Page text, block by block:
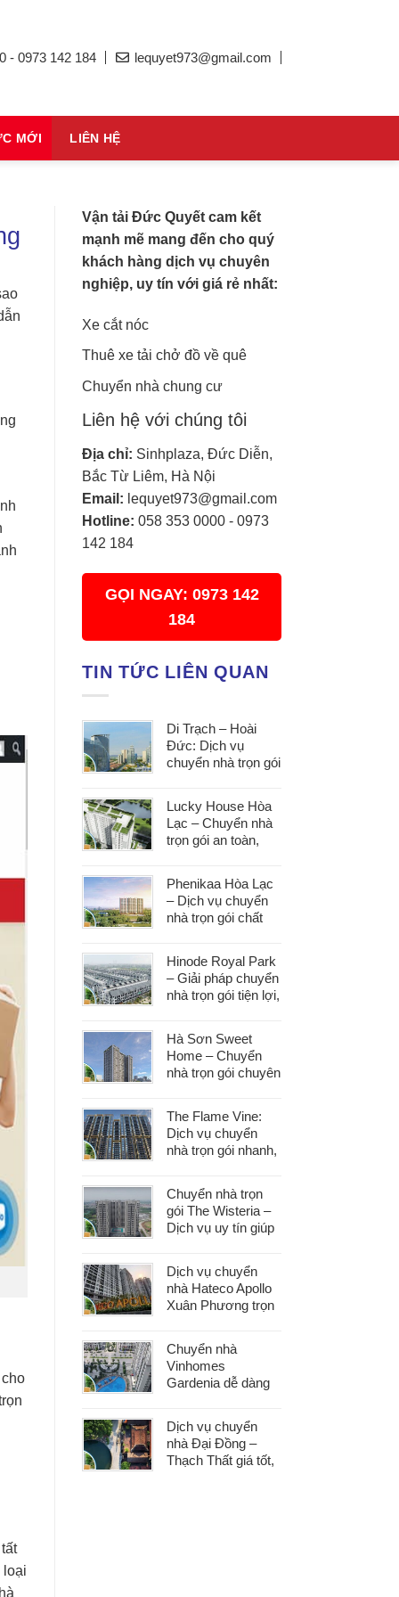
- 0973 142 184 lequyet973@gmail.com
MỚI LIÊN HỆ
loại
Vận tải Đức Quyết cam kết
mạnh mẽ mang đến cho quý
khách hàng dịch vụ chuyên
nghiệp, uy tín với giá rẻ nhất:
Xe cắt nóc
Thuê xe tải chở đồ về quê
Chuyển nhà chung cư
Liên hệ với chúng tôi
Địa chỉ: Sinhplaza, Đức Diễn,
Bắc Từ Liêm, Hà Nội
Email: lequyet973@gmail.com
Hotline: 058 353 0000 - 0973
142 184
GỌI NGAY: 0973 142
184
TIN TỨC LIÊN QUAN
Di Trạch – Hoài
Đức: Dịch vụ
chuyển nhà trọn gói
dọn
Lucky House Hòa
Lạc – Chuyển nhà
trọn gói an toàn,
Phenikaa Hòa Lạc
– Dịch vụ chuyển
nhà trọn gói chất
Hinode Royal Park
– Giải pháp chuyển
nhà trọn gói tiện lợi,
Hà Sơn Sweet
Home – Chuyển
nhà trọn gói chuyên
khâu
The Flame Vine:
Dịch vụ chuyển
nhà trọn gói nhanh,
Chuyển nhà trọn
gói The Wisteria –
Dịch vụ uy tín giúp
phát sinh
Dịch vụ chuyển
nhà Hateco Apollo
Xuân Phương trọn
Chuyển nhà
Vinhomes
Gardenia dễ dàng
phát sinh chi phí
Dịch vụ chuyển
nhà Đại Đồng –
Thạch Thất giá tốt,